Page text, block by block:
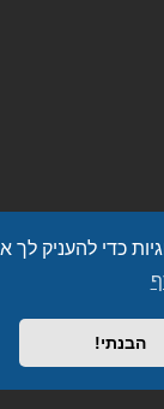
כדי להעניק לך
הבנתי!